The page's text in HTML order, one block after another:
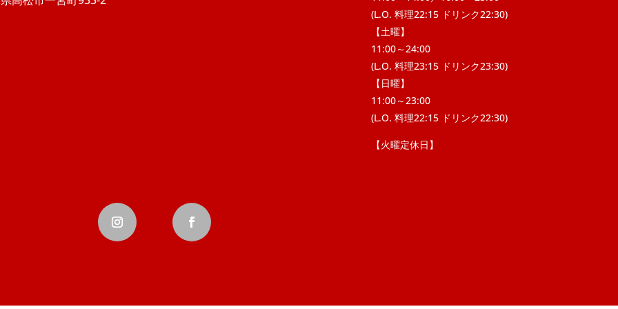
(L.O. 料理22:15 ドリンク22:30)
【土曜】
11:00～24:00
(L.O. 料理23:15 ドリンク23:30)
【日曜】
11:00～23:00
(L.O. 料理22:15 ドリンク22:30)
【火曜定休日】